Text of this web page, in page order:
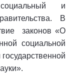
и
В
законов «О
социальной